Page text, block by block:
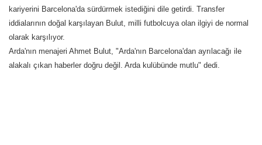
kariyerini Barcelona'da sürdürmek istediğini dile getirdi. Transfer
iddialarının doğal karşılayan Bulut, milli futbolcuya olan ilgiyi de normal
olarak karşılıyor.
Arda'nın menajeri Ahmet Bulut, "Arda'nın Barcelona'dan ayrılacağı ile
alakalı çıkan haberler doğru değil. Arda kulübünde mutlu" dedi.